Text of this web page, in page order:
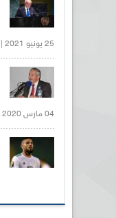
25 يونيو 2021 |
04 مارس 2020 |